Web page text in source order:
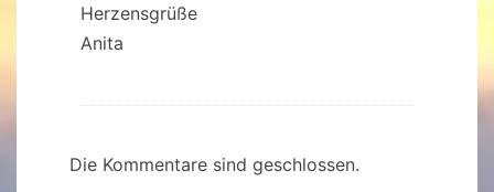
Herzensgrüße
Anita
Die Kommentare sind geschlossen.